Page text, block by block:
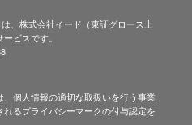
、株式会社イード（東証グロース上
ビスです。
、個人情報の適切な取扱いを行う事業
れるプライバシーマークの付与認定を